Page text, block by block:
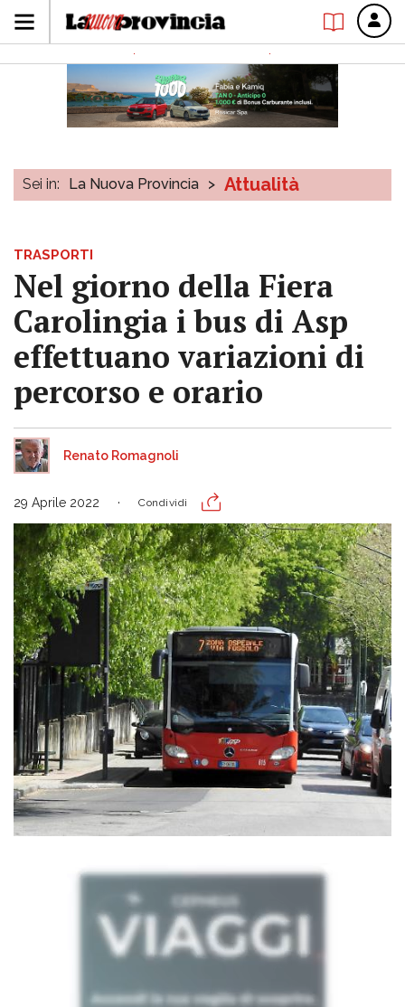
Sei in: La Nuova Provincia > Attualità
TRASPORTI
Nel giorno della Fiera
Carolingia i bus di Asp
effettuano variazioni di
percorso e orario
Renato Romagnoli
29 Aprile 2022 Condividi